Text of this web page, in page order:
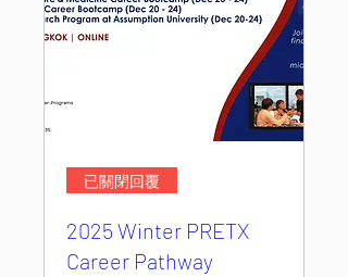
已關閉回覆
2025 Winter PRETX
Career Pathway